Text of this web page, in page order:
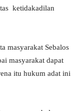
ketidakadilan
masyarakat Sebalos
masyarakat dapat
itu hukum adat ini